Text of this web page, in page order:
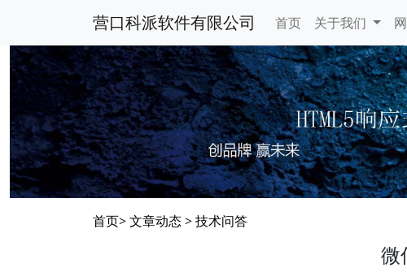
营口科派软件有限公司 首页 关于我们
首页>文章动态>技术问答
微